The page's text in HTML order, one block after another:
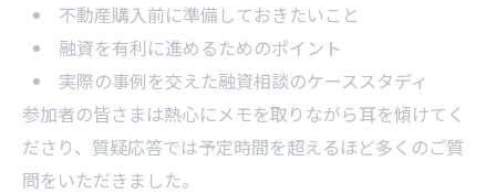
不動産購入前に準備しておきたいこと
融資を有利に進めるためのポイント
実際の事例を交えた融資相談のケーススタディ
参加者の皆さまは熱心にメモを取りながら耳を傾けてく
ださり、質疑応答では予定時間を超えるほど多くのご質
問をいただきました。